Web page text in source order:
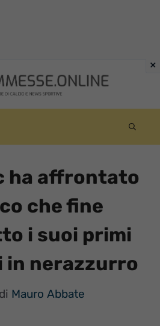
ha affrontato
che fine
i suoi primi
in nerazzurro
di Mauro Abbate